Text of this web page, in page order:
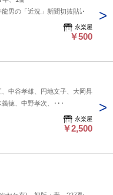
男の「近況」新聞切抜貼込
永楽屋
￥500
中谷孝雄、円地文子、大岡昇
徳、中野孝次、･･･
永楽屋
￥2,500